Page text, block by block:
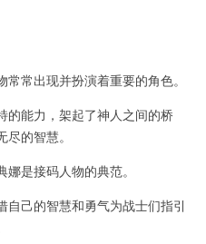
常出现并扮演着重要的角色。
能力，架起了神人之间的桥
的智慧。
是接码人物的典范。
己的智慧和勇气为战士们指引